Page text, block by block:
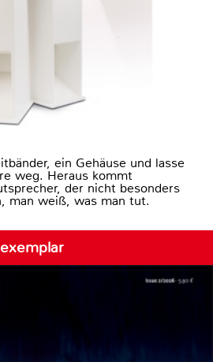
ein Gehäuse und lasse
weg. Heraus kommt
der nicht besonders
man weiß, was man tut.